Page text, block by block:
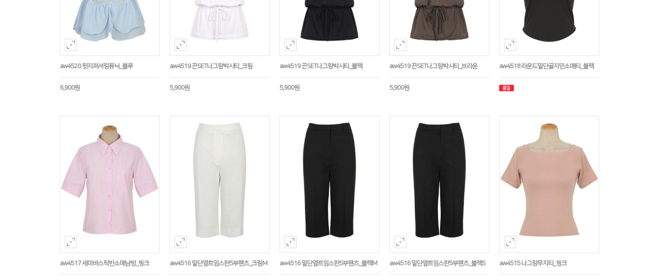
aw4520 뒷지퍼셔링튜닉_블루
6,900원
aw4519 끈SET나그랑박시티_크림
5,900원
aw4519 끈SET나그랑박시티_블랙
5,900원
aw4519 끈SET나그랑박시티_브라운
5,900원
aw4518 라운드밑단골지민소매티_블랙
aw4517 세미바스락반소매남방_핑크 aw4516 밑단옆트임스판5부팬츠_크림M aw4516 밑단옆트임스판5부팬츠_블랙M aw4516 밑단옆트임스판5부팬츠_블랙S aw4515 나그랑무지티_핑크